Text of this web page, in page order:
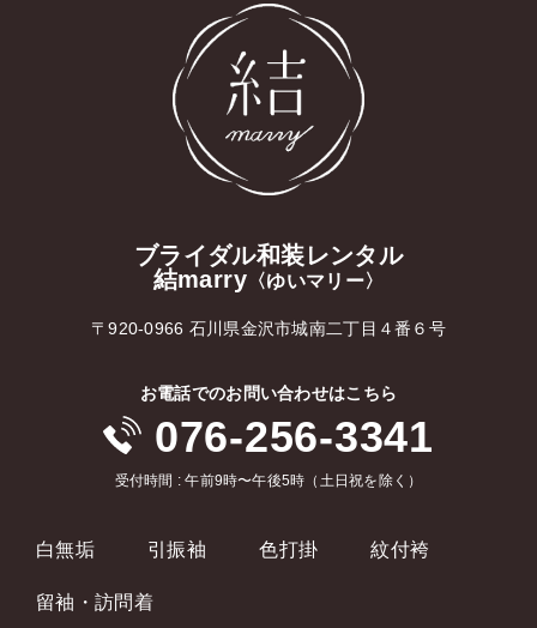
ブライダル和装レンタル
結marry 〈ゆいマリー〉
〒920-0966 石川県金沢市城南二丁目４番６号
お電話でのお問い合わせはこちら
076-256-3341
受付時間 : 午前9時〜午後5時（土日祝を除く）
白無垢 引振袖 色打掛 紋付袴
留袖・訪問着